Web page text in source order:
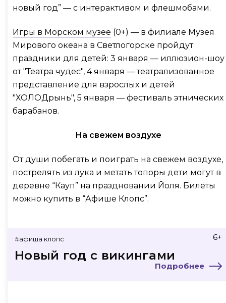
новый год” — с интерактивом и флешмобами.
Игры в Морском музее (0+) — в филиале Музея
Мирового океана в Светлогорске пройдут
праздники для детей: 3 января — иллюзион-шоу
от "Театра чудес", 4 января — театрализованное
представление для взрослых и детей
"ХОЛОДрынь", 5 января — фестиваль этнических
барабанов.
На свежем воздухе
От души побегать и поиграть на свежем воздухе,
пострелять из лука и метать топоры дети могут в
деревне “Кауп” на праздновании Йоля. Билеты
можно купить в “Афише Клопс”.
6+
#афиша клопс
Подробнее
Новый год с викингами